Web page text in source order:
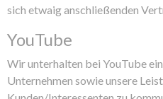
sich etwaig anschließenden
YouTube
Wir unterhalten bei YouTube
Unternehmen sowie unsere